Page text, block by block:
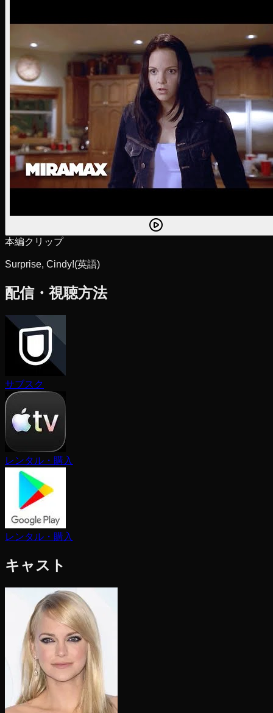
本編クリップ
Surprise, Cindy!(英語)
配信・視聴方法
サブスク
レンタル・購入
レンタル・購入
キャスト